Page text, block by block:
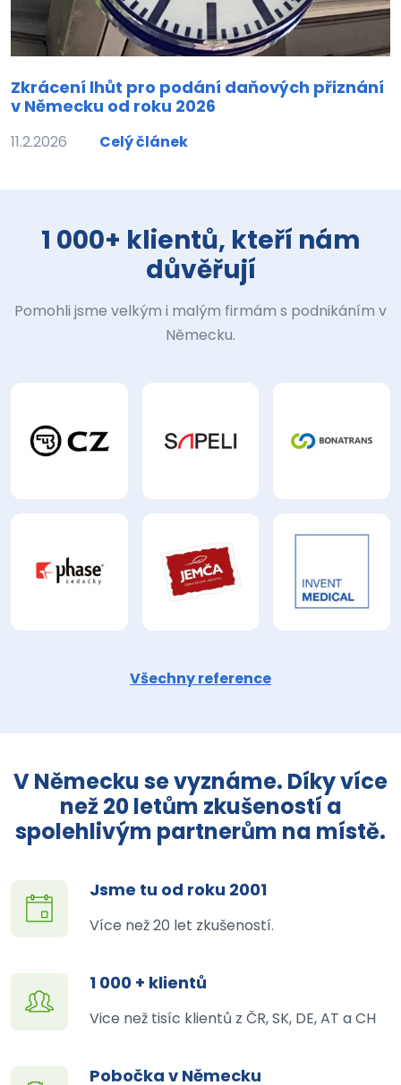
Zkrácení lhůt pro podání daňových přiznání
v Německu od roku 2026
11.2.2026 Celý článek
1 000+ klientů, kteří nám
důvěřují
Pomohli jsme velkým i malým firmám s podnikáním v
Německu.
Všechny reference
V Německu se vyznáme. Díky více
než 20 letům zkušeností a
spolehlivým partnerům na místě.
Jsme tu od roku 2001
Více než 20 let zkušeností.
1 000 + klientů
Vice než tisíc klientů z ČR, SK, DE, AT a CH
Pobočka v Německu